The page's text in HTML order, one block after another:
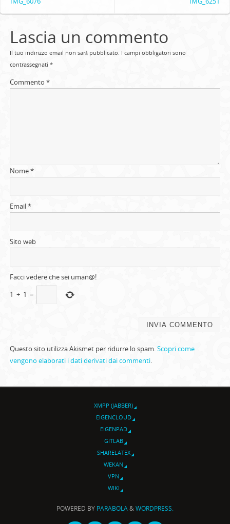
Lascia un commento
Il tuo indirizzo email non sarà pubblicato. I campi obbligatori sono
contrassegnati *
Commento *
Nome*
Email*
Sito web
Facci vedere che sei uman@!
1 + 1 =
Questo sito utilizza Akismet per ridurre lo spam.Scopri come
vengono elaborati i dati derivati dai commenti.
XMPP (JABBER)
EIGENCLOUD
EIGENPAD
GITLAB
SHARELATEX
WEKAN
VPN
WIKI
POWERED BY PARABOLA&WORDPRESS.